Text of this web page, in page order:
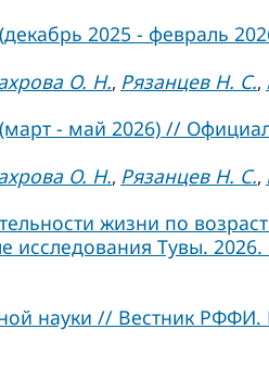
2025 - февраль
О. Н., Рязанцев Н. С.,
- май 2026) //
О. Н., Рязанцев Н. С.,
жизни по
Тувы.
науки // Вестник